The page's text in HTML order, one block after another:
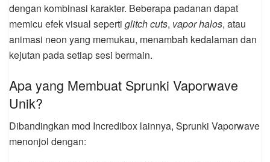
dengan kombinasi karakter. Beberapa padanan dapat
memicu efek visual seperti glitch cuts, vapor halos, atau
animasi neon yang memukau, menambah kedalaman dan
kejutan pada setiap sesi bermain.
Apa yang Membuat Sprunki Vaporwave
Unik?
Dibandingkan mod Incredibox lainnya, Sprunki Vaporwave
menonjol dengan: